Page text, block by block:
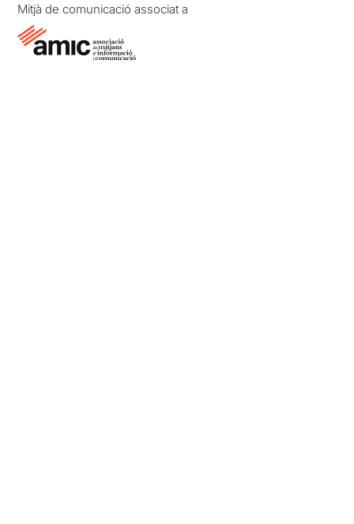
Mitjà de comunicació associat a